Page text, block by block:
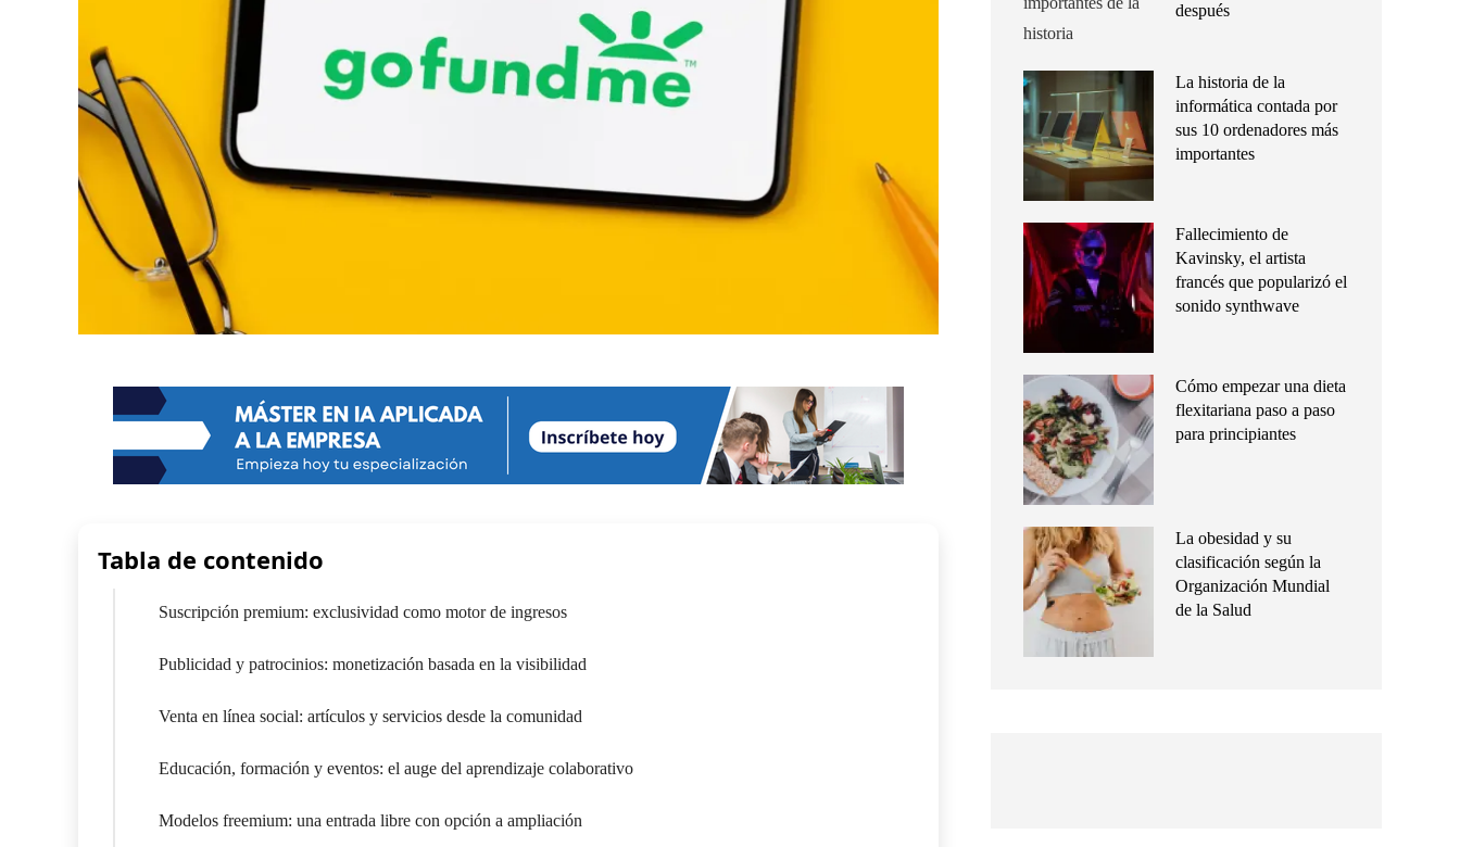
Tabla de contenido
Suscripción premium: exclusividad como motor de ingresos
Publicidad y patrocinios: monetización basada en la visibilidad
Venta en línea social: artículos y servicios desde la comunidad
Educación, formación y eventos: el auge del aprendizaje colaborativo
Modelos freemium: una entrada libre con opción a ampliación
después
La historia de la
informática contada por
sus 10 ordenadores más
importantes
Fallecimiento de
Kavinsky, el artista
francés que popularizó el
sonido synthwave
Cómo empezar una dieta
flexitariana paso a paso
para principiantes
La obesidad y su
clasificación según la
Organización Mundial
de la Salud